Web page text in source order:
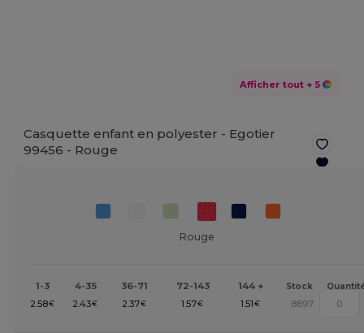
Afficher tout + 5
Casquette enfant en polyester - Egotier
99456 - Rouge
Rouge
1-3 4-35 36-71 72-143 144 + Stock
2.58€ 2.43€ 2.37€ 1.57€ 1.51€ 8897